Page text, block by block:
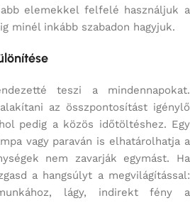
elemekkel felfelé használjuk a
minél inkább szabadon hagyjuk.
teszi a mindennapokat.
az összpontosítást igénylő
pedig a közös időtöltéshez. Egy
vagy paraván is elhatárolhatja a
nem zavarják egymást. Ha
a hangsúlyt a megvilágítással:
lágy, indirekt fény a